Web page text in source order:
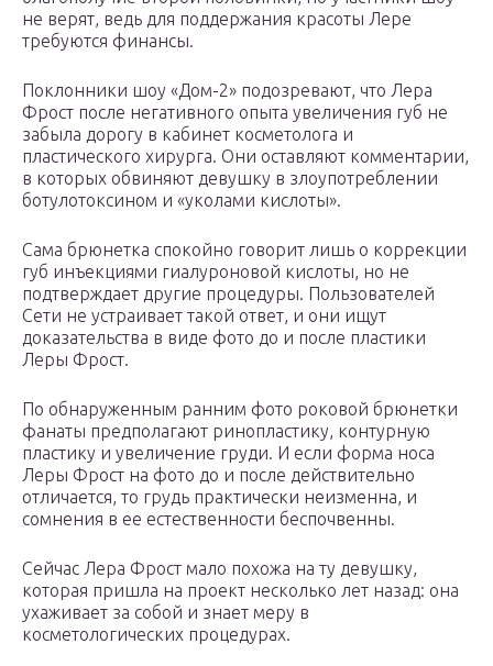
не верят, ведь для поддержания красоты Лере
требуются финансы.
Поклонники шоу «Дом-2» подозревают, что Лера
Фрост после негативного опыта увеличения губ не
забыла дорогу в кабинет косметолога и
пластического хирурга. Они оставляют комментарии,
в которых обвиняют девушку в злоупотреблении
ботулотоксином и «уколами кислоты».
Сама брюнетка спокойно говорит лишь о коррекции
губ инъекциями гиалуроновой кислоты, но не
подтверждает другие процедуры. Пользователей
Сети не устраивает такой ответ, и они ищут
доказательства в виде фото до и после пластики
Леры Фрост.
По обнаруженным ранним фото роковой брюнетки
фанаты предполагают ринопластику, контурную
пластику и увеличение груди. И если форма носа
Леры Фрост на фото до и после действительно
отличается, то грудь практически неизменна, и
сомнения в ее естественности беспочвенны.
Сейчас Лера Фрост мало похожа на ту девушку,
которая пришла на проект несколько лет назад: она
ухаживает за собой и знает меру в
косметологических процедурах.